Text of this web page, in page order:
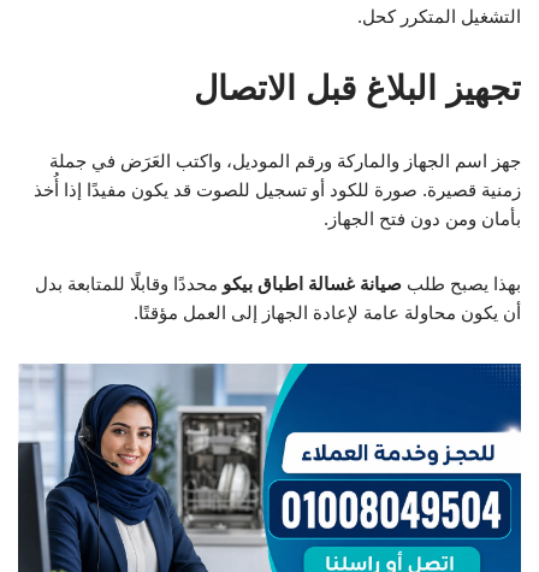
التشغيل المتكرر كحل.
تجهيز البلاغ قبل الاتصال
جهز اسم الجهاز والماركة ورقم الموديل، واكتب العَرَض في جملة
زمنية قصيرة. صورة للكود أو تسجيل للصوت قد يكون مفيدًا إذا أُخذ
بأمان ومن دون فتح الجهاز.
بهذا يصبح طلب صيانة غسالة اطباق بيكو محددًا وقابلًا للمتابعة بدل
أن يكون محاولة عامة لإعادة الجهاز إلى العمل مؤقتًا.